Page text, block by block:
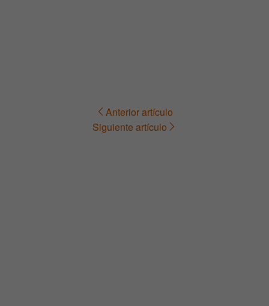
Navegación Anterior artículo
Siguiente artículo